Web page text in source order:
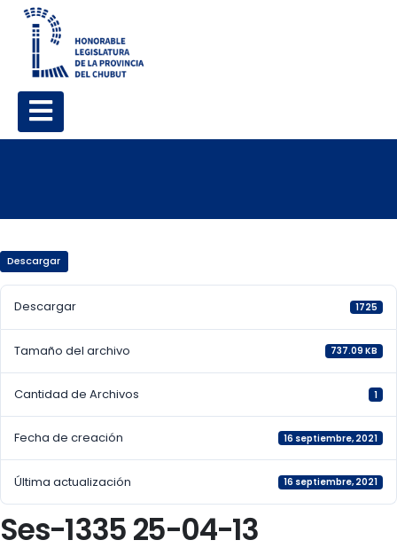
Descargar
Descargar 1725
Tamaño del archivo 737.09 KB
Cantidad de Archivos 1
Fecha de creación 16 septiembre, 2021
Última actualización 16 septiembre, 2021
Ses-1335 25-04-13